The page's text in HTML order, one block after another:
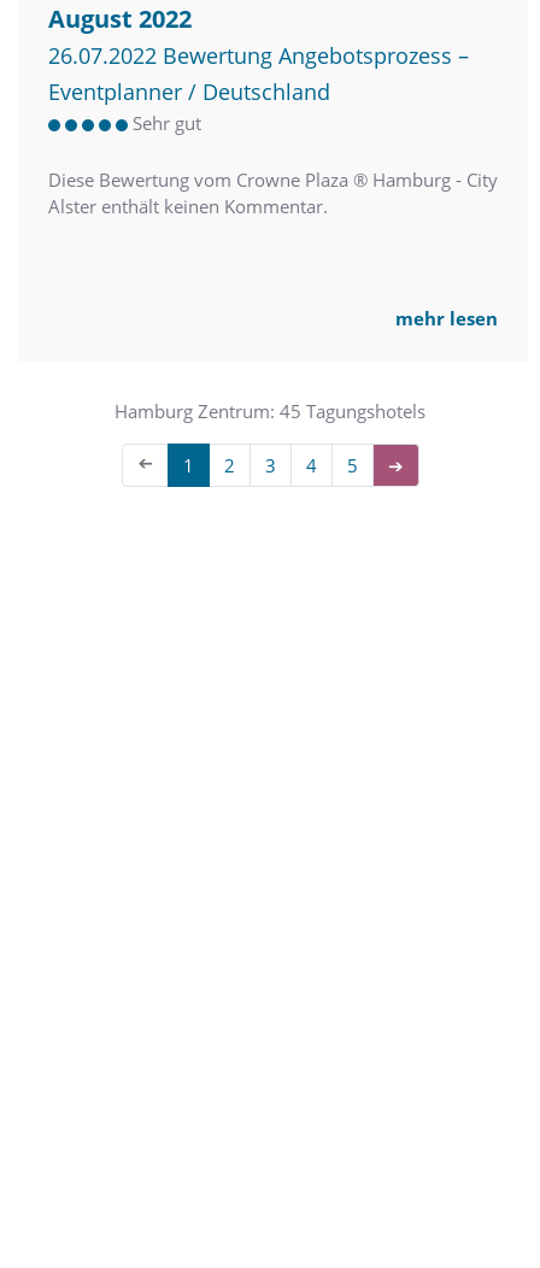
August 2022
26.07.2022 Bewertung Angebotsprozess –
Eventplanner / Deutschland
Sehr gut
Diese Bewertung vom Crowne Plaza ® Hamburg - City
Alster enthält keinen Kommentar.
mehr lesen
Hamburg Zentrum: 45 Tagungshotels
➔ 1 2 3 4 5 ➔